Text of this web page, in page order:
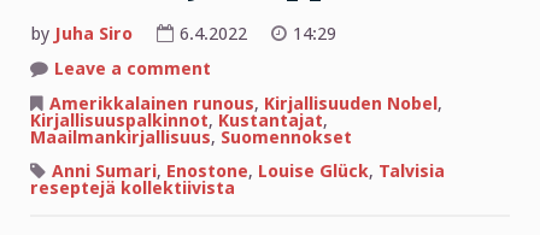
by Juha Siro 6.4.2022
14:29
Leave a comment
Louise
Glück
–
vaikeeta
ja
helppoo
Amerikkalainen runous, Kirjallisuuden Nobel,
Kirjallisuuspalkinnot, Kustantajat,
Maailmankirjallisuus, Suomennokset
Anni Sumari, Enostone, Louise Glück, Talvisia
reseptejä kollektiivista